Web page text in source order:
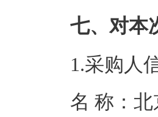
七、对本
1.采购人
名 称